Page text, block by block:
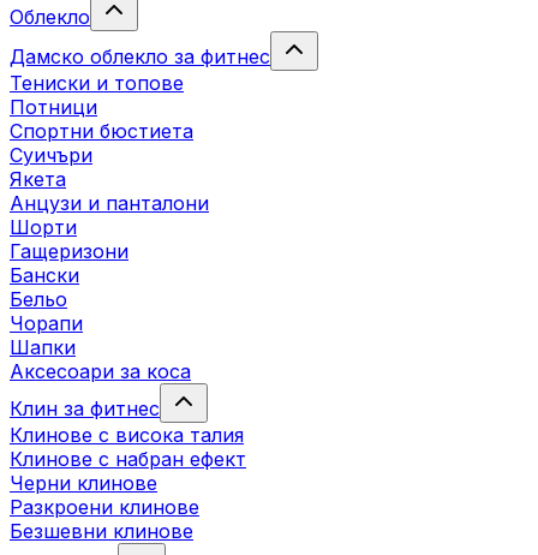
Облекло
Дамско облекло за фитнес
Тениски и топове
Потници
Спортни бюстиета
Суичъри
Якета
Aнцузи и панталони
Шорти
Гащеризони
Бански
Бельо
Чорапи
Шапки
Аксесоари за коса
Клин за фитнес
Клинове с висока талия
Клинове с набран ефект
Черни клинове
Разкроени клинове
Безшевни клинове